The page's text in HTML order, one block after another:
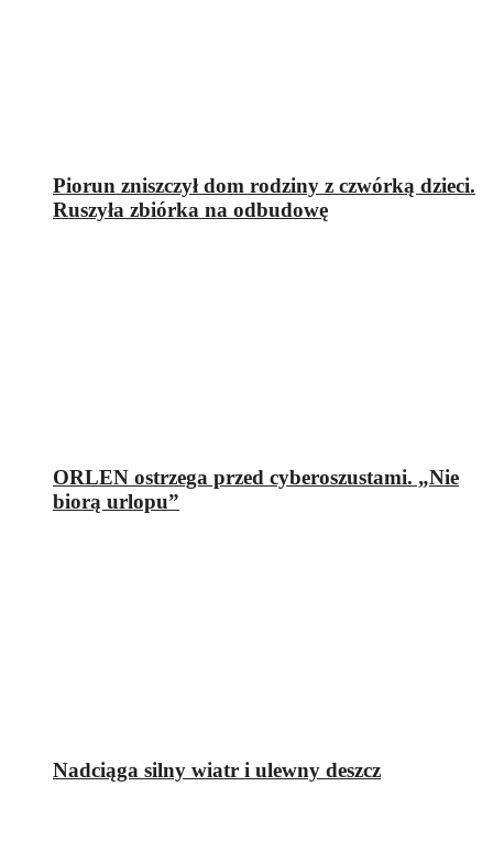
Piorun zniszczył dom rodziny z czwórką dzieci.
Ruszyła zbiórka na odbudowę
ORLEN ostrzega przed cyberoszustami. „Nie
biorą urlopu”
Nadciąga silny wiatr i ulewny deszcz